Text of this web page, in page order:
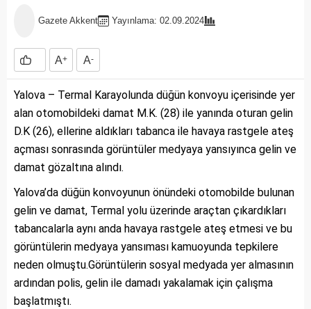
Gazete Akkent Yayınlama: 02.09.2024
A+ A-
Yalova – Termal Karayolunda düğün konvoyu içerisinde yer
alan otomobildeki damat M.K. (28) ile yanında oturan gelin
D.K (26), ellerine aldıkları tabanca ile havaya rastgele ateş
açması sonrasında görüntüler medyaya yansıyınca gelin ve
damat gözaltına alındı.
Yalova’da düğün konvoyunun önündeki otomobilde bulunan
gelin ve damat, Termal yolu üzerinde araçtan çıkardıkları
tabancalarla aynı anda havaya rastgele ateş etmesi ve bu
görüntülerin medyaya yansıması kamuoyunda tepkilere
neden olmuştu.Görüntülerin sosyal medyada yer almasının
ardından polis, gelin ile damadı yakalamak için çalışma
başlatmıştı.